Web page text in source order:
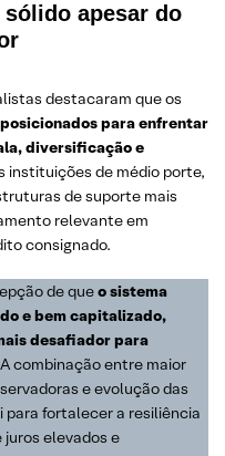
apesar do
destacaram que os
para enfrentar
diversificação e
instituições de médio porte,
de suporte mais
relevante em
consignado.
de queo sistema
e bem capitalizado,
desafiador para
A combinação entre maior
e evolução das
fortalecer a resiliência
elevados e